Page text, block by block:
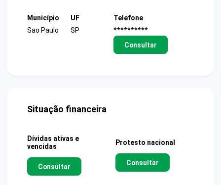
Município
Sao Paulo
UF
SP
Telefone
**********
Consultar
Situação financeira
Dívidas ativas e
vencidas
Consultar
Protesto nacional
Consultar